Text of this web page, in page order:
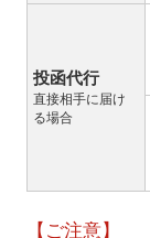
投函代行
直接相手に届け
る場合
【ご注意】